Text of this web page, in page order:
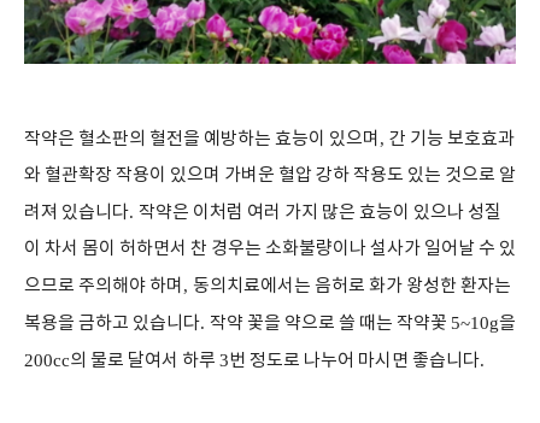
작약은 혈소판의 혈전을 예방하는 효능이 있으며 , 간 기능 보호효과
와 혈관확장 작용이 있으며 가벼운 혈압 강하 작용도 있는 것으로 알
려져 있습니다. 작약은 이처럼 여러 가지 많은 효능이 있으나 성질
이 차서 몸이 허하면서 찬 경우는 소화불량이나 설사가 일어날 수 있
으므로 주의해야 하며 , 동의치료에서는 음허로 화가 왕성한 환자는
복용을 금하고 있습니다. 작약 꽃을 약으로 쓸 때는 작약꽃 5~10g을
200cc의 물로 달여서 하루 3번 정도로 나누어 마시면 좋습니다.